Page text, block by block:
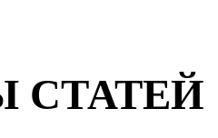
СТАТЕЙ